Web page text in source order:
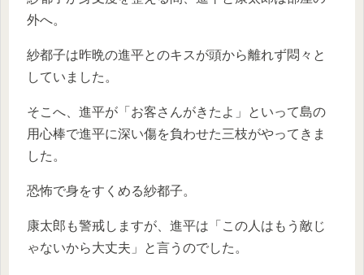
外へ。
紗都子は昨晩の進平とのキスが頭から離れず悶々と
していました。
そこへ、進平が「お客さんがきたよ」といって島の
用心棒で進平に深い傷を負わせた三枝がやってきま
した。
恐怖で身をすくめる紗都子。
康太郎も警戒しますが、進平は「この人はもう敵じ
ゃないから大丈夫」と言うのでした。